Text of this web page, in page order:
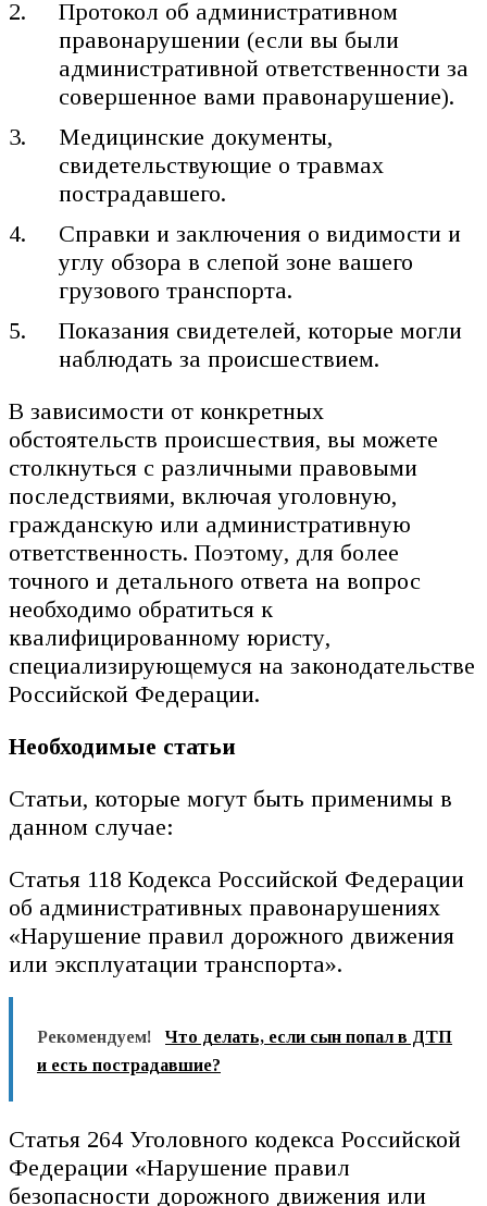
Протокол об административном
правонарушении (если вы были
административной ответственности за
совершенное вами правонарушение).
Медицинские документы,
свидетельствующие о травмах
пострадавшего.
Справки и заключения о видимости и
углу обзора в слепой зоне вашего
грузового транспорта.
Показания свидетелей, которые могли
наблюдать за происшествием.
В зависимости от конкретных
обстоятельств происшествия, вы можете
столкнуться с различными правовыми
последствиями, включая уголовную,
гражданскую или административную
ответственность. Поэтому, для более
точного и детального ответа на вопрос
необходимо обратиться к
квалифицированному юристу,
специализирующемуся на законодательстве
Российской Федерации.
Необходимые статьи
Статьи, которые могут быть применимы в
данном случае:
Статья 118 Кодекса Российской Федерации
об административных правонарушениях
«Нарушение правил дорожного движения
или эксплуатации транспорта».
Рекомендуем!
Что делать, если сын попал в ДТП
и есть пострадавшие?
Статья 264 Уголовного кодекса Российской
Федерации «Нарушение правил
безопасности дорожного движения или